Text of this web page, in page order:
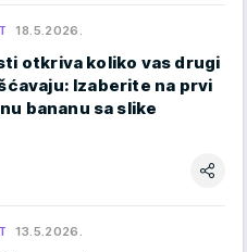
18.5.2026.
otkriva koliko vas drugi
Izaberite na prvi
bananu sa slike
13.5.2026.